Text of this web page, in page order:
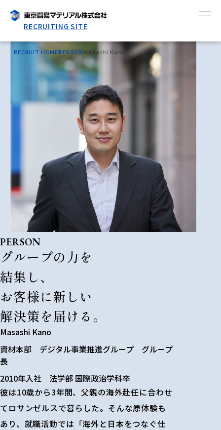
RECRUITING SITE
RECRUIT HOMEPERSONMasashi Kano
PERSON
グループの力を
結集し、
お客様に新しい
解決策を届ける。
Masashi Kano
資材本部 デジタル事業推進グループ グループ
長
2010年入社 法学部 国際政治学科卒
彼は10歳から3年間、父親の海外赴任に合わせ
てロサンゼルスで暮らした。そんな原体験も
あり、就職活動では「海外と日本をつなぐ仕